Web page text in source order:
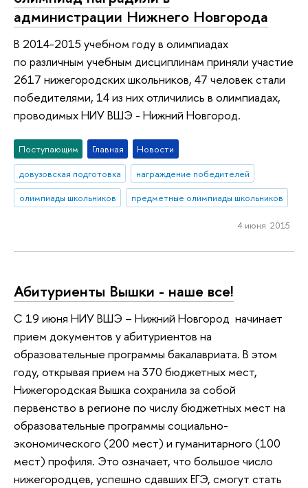
администрации Нижнего Новгорода
В 2014-2015 учебном году в олимпиадах
по различным учебным дисциплинам приняли участие
2617 нижегородских школьников, 47 человек стали
победителями, 14 из них отличились в олимпиадах,
проводимых НИУ ВШЭ - Нижний Новгород.
Поступающим Главная
Новости
довузовская подготовка
награждение победителей
олимпиады школьников
предметные олимпиады школьников
4 июня 2015
Абитуриенты Вышки - наше все!
С 19 июня НИУ ВШЭ – Нижний Новгород начинает
прием документов у абитуриентов на
образовательные программы бакалавриата. В этом
году, открывая прием на 370 бюджетных мест,
Нижегородская Вышка сохранила за собой
первенство в регионе по числу бюджетных мест на
образовательные программы социально-
экономического (200 мест) и гуманитарного (100
мест) профиля. Это означает, что большое число
нижегородцев, успешно сдавших ЕГЭ, смогут стать